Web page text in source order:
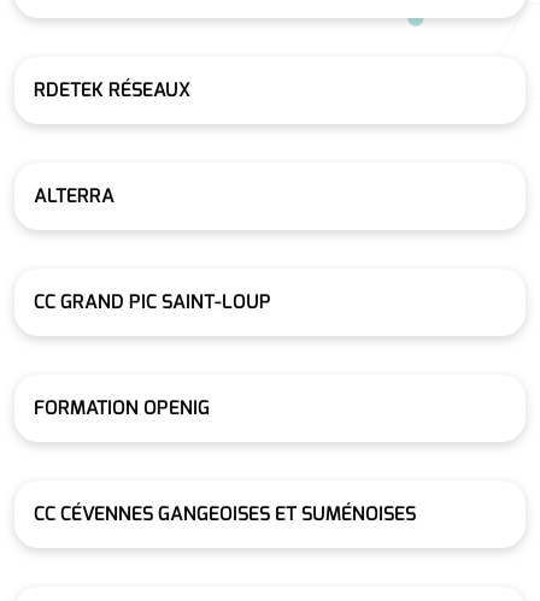
RDETEK RÉSEAUX
ALTERRA
CC GRAND PIC SAINT-LOUP
FORMATION OPENIG
CC CÉVENNES GANGEOISES ET SUMÉNOISES